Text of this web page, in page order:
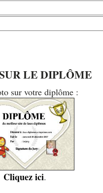
LE DIPLÔME
sur votre diplôme :
Cliquez ici.